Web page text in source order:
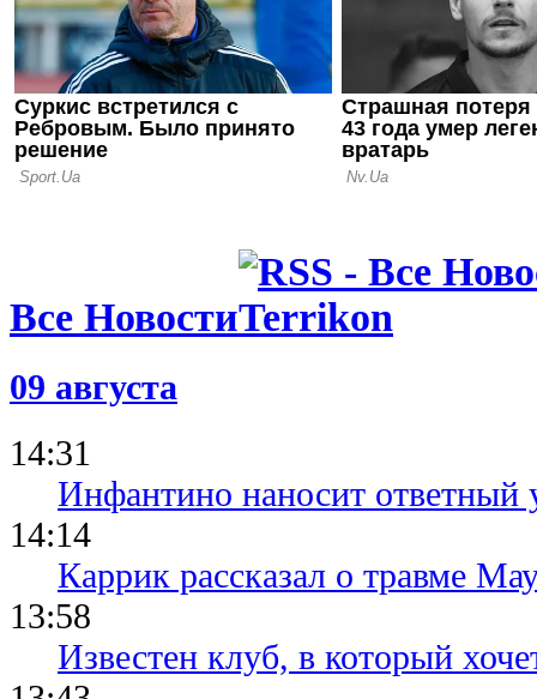
09.06.26 19:12
Стало
новым
Пэлас
Все Новости
09 августа
14:31
Инфантино наносит ответный
14:14
Каррик рассказал о травме
13:58
Известен клуб, в который